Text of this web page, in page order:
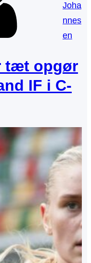
Joha
nnes
en
tæt opgør
IF i C-